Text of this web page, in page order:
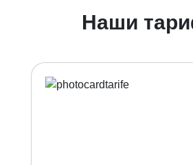
Наши